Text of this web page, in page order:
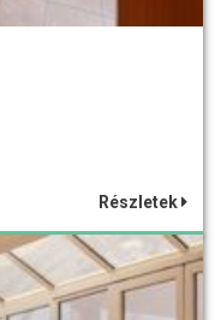
Részletek